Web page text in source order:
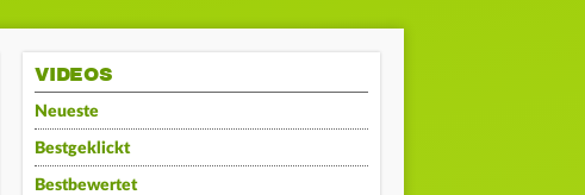
VIDEOS
Neueste
Bestgeklickt
Bestbewertet